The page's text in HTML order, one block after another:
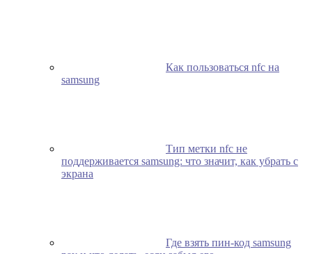
Как пользоваться nfc на
samsung
Тип метки nfc не
поддерживается samsung: что значит, как убрать с
экрана
Где взять пин-код samsung